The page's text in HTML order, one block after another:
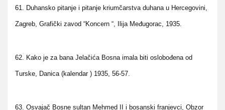
61. Duhansko pitanje i pitanje kriumčarstva duhana u Hercegovini,
Zagreb, Grafički zavod “Koncern “, Ilija Međugorac, 1935.
62. Kako je za bana Jelačića Bosna imala biti oslobođena od
Turske, Danica (kalendar ) 1935, 56-57.
63. Osvajač Bosne sultan Mehmed II i bosanski franjevci, Obzor